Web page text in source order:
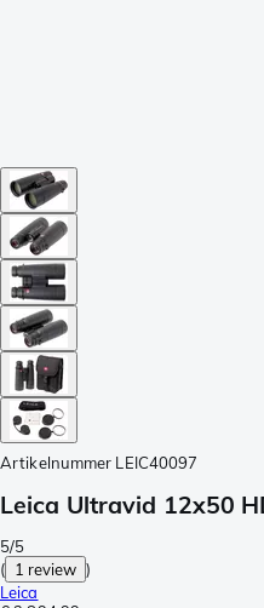
Artikelnummer LEIC40097
Leica Ultravid 12x50
5/5
( 1 review )
Leica